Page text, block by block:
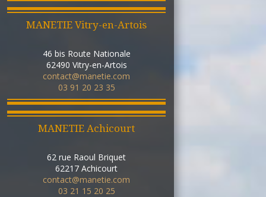
MANETIE Vitry-en-Artois
46 bis Route Nationale
62490 Vitry-en-Artois
contact@manetie.com
03 91 20 23 35
MANETIE Achicourt
62 rue Raoul Briquet
62217 Achicourt
contact@manetie.com
03 21 15 20 25